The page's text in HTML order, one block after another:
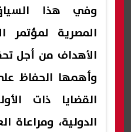
وفي هذا
المصرية لمؤتمر
الأهداف من أجل
وأهمها الحفاظ
القضايا ذات
الدولية، ومراعاة